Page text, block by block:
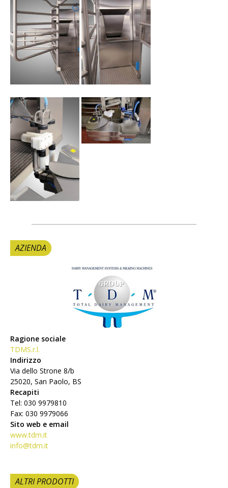
AZIENDA
Ragione sociale
TDMS.r.l.
Indirizzo
Via dello Strone 8/b
25020, San Paolo, BS
Recapiti
Tel: 030 9979810
Fax: 030 9979066
Sito web e email
www.tdm.it
info@tdm.it
ALTRI PRODOTTI